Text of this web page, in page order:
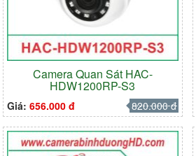
Camera Quan Sát HAC-
HDW1200RP-S3
Giá: 656.000 đ 820.000 đ